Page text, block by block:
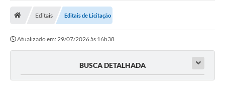
Editais Editais de Licitação
Atualizado em: 29/07/2026 às 16h38
BUSCA DETALHADA